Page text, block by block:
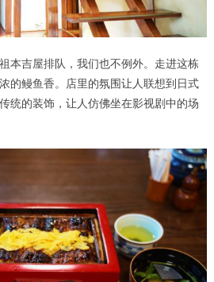
本吉屋排队，我们也不例外。走进这栋
的鳗鱼香。店里的氛围让人联想到日式
统的装饰，让人仿佛坐在影视剧中的场